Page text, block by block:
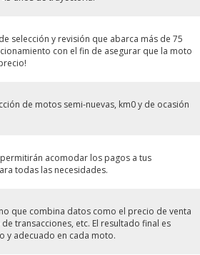
selección y revisión que abarca más de 75
con el fin de asegurar que la moto
de motos semi-nuevas, km0 y de ocasión
acomodar los pagos a tus
todas las necesidades.
que combina datos como el precio de venta
transacciones, etc. El resultado final es
y adecuado en cada moto.